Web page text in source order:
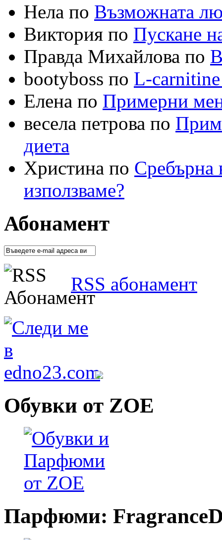
Нела по Възможната
Виктория по Пускане
Правда Михайлова по
bootyboss по L-
Елена по Примерни
весела петрова по
диета
Христина по Сребърна
използваме?
Абонамент
RSS абонамент
Обувки от ZOE
Парфюми: